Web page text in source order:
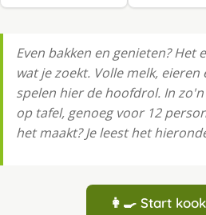
Even bakken en genieten? Het
wat je zoekt. Volle melk, eieren
spelen hier de hoofdrol. In
op tafel, genoeg voor 12
het maakt? Je leest het
👩‍🍳 Start